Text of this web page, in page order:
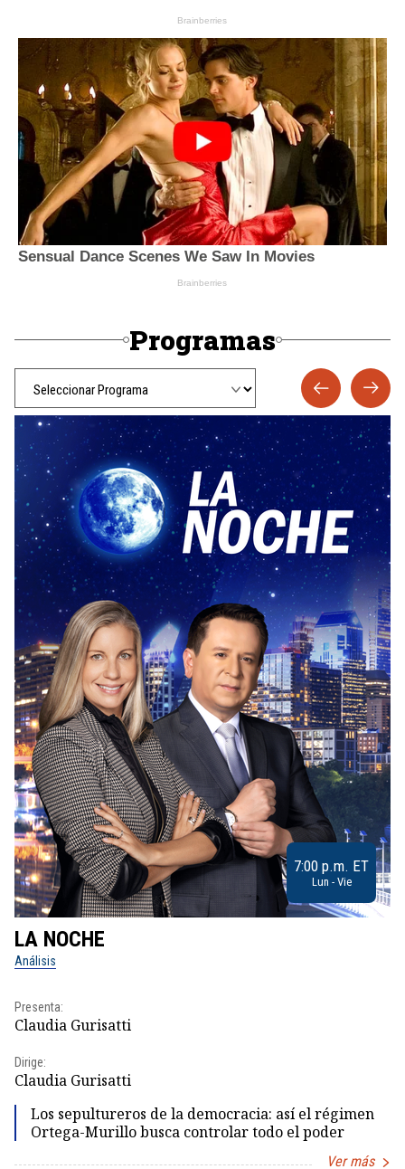
Programas
7:00 p.m. ET
Lun - Vie
LA NOCHE
Análisis
Presenta:
Claudia Gurisatti
Dirige:
Claudia Gurisatti
Los sepultureros de la democracia: así el régimen
Ortega-Murillo busca controlar todo el poder
Ver más